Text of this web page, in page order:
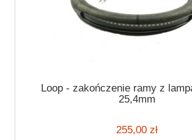
Loop - zakończenie ramy z
25,4mm
255,00 zł